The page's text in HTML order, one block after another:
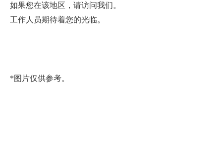
如果您在该地区，请访问我们。
工作人员期待着您的光临。
*图片仅供参考。